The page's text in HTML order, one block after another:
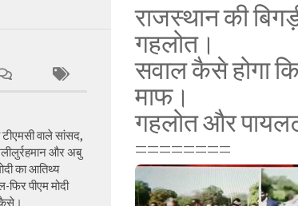
राजस्थान की
गहलोत।
सवाल कैसे होगा
माफ।
गहलोत और
========
टीएमसी वाले सांसद,
और अबु
का आतिथ्य
फिर पीएम मोदी
कैसे।